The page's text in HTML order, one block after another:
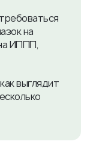
на
ИППП,
выглядит